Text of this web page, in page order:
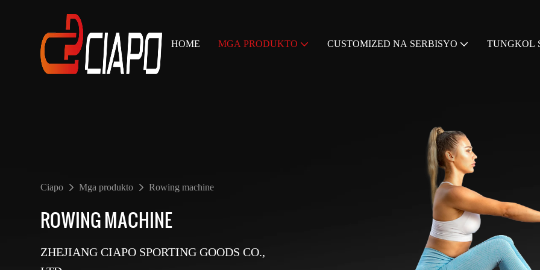
HOME MGA PRODUKTO CUSTOMIZED NA SERBISYO TUNGKOL
Ciapo Mga produkto Rowing machine
ROWING MACHINE
ZHEJIANG CIAPO SPORTING GOODS CO.,